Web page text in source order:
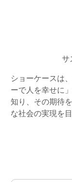
サ
ショーケースは
ーで人を幸せに
知り、その期待
な社会の実現を